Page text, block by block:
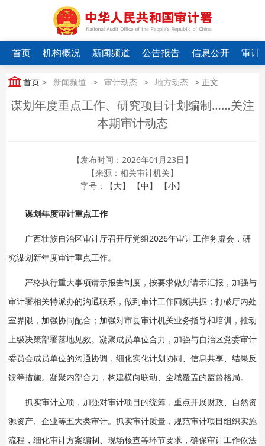
首页 机构概况 新闻频道 公告报告 信息公开 审计
首页 > 新闻频道 > 审计动态 > 地方动态 > 正文
谋划年度重点工作、研究项目计划编制……关注
本期审计动态
【发布时间：2026年01月23日】
【来源：相关审计机关】
字号：
【大】 【中】 【小】
谋划年度审计重点工作
广西壮族自治区审计厅召开厅党组2026年审计工作务虚会，研
究谋划新年度审计重点工作。
严格执行重大事项请示报告制度，按要求做好请示汇报，加强与
审计署相关特派办的沟通联系，做到审计工作同频共振；打破厅内处
室界限，加强协同配合；加强对市县审计机关业务指导和培训，推动
上级决策部署落地见效。凝聚成员单位合力，加强与自治区党委审计
委员会成员单位的沟通协调，细化实化计划协同、信息共享、结果反
馈等措施。凝聚内部合力，构建横向联动、全域覆盖的监督格局。
抓实审计立项，加强对审计项目的统筹，重点开展财政、自然资
源资产、企业等五大类审计。抓实审计质量，规范审计项目组织实施
流程，细化审计方案编制、现场核查等环节要求，确保审计工作依法